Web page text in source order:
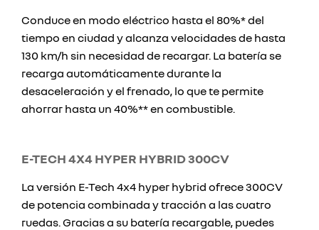
Conduce en modo eléctrico hasta el 80%* del
tiempo en ciudad y alcanza velocidades de hasta
130 km/h sin necesidad de recargar. La batería se
recarga automáticamente durante la
desaceleración y el frenado, lo que te permite
ahorrar hasta un 40%** en combustible.
E-TECH 4X4 HYPER HYBRID 300CV
La versión E-Tech 4x4 hyper hybrid ofrece 300CV
de potencia combinada y tracción a las cuatro
ruedas. Gracias a su batería recargable, puedes